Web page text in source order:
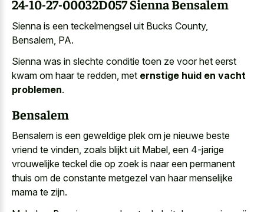
24-10-27-00032D057 Sienna Bensalem
Sienna is een teckelmengsel uit Bucks County,
Bensalem, PA.
Sienna was in slechte conditie toen ze voor het eerst
kwam om haar te redden, met ernstige huid en vacht
problemen.
Bensalem
Bensalem is een geweldige plek om je nieuwe beste
vriend te vinden, zoals blijkt uit Mabel, een 4-jarige
vrouwelijke teckel die op zoek is naar een permanent
thuis om de constante metgezel van haar menselijke
mama te zijn.